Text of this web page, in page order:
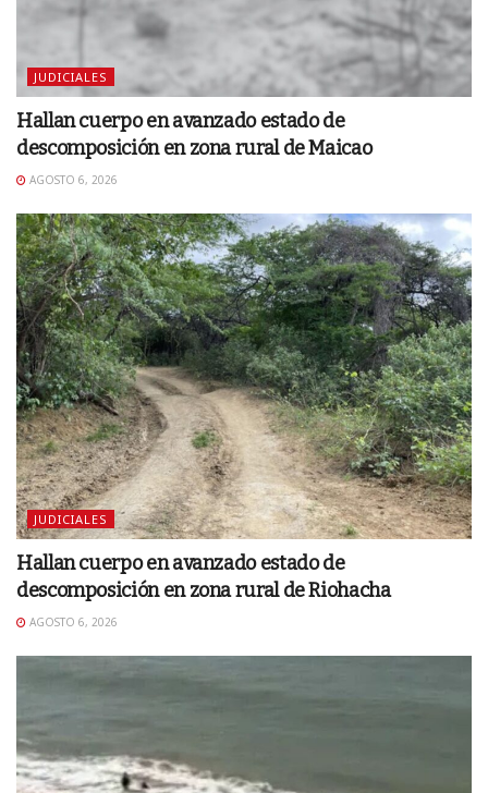
JUDICIALES
Hallan cuerpo en avanzado estado de
descomposición en zona rural de Maicao
AGOSTO 6, 2026
JUDICIALES
Hallan cuerpo en avanzado estado de
descomposición en zona rural de Riohacha
AGOSTO 6, 2026